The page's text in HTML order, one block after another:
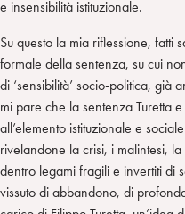
e insensibilità istituzionale.
Su questo la mia riflessione, fatti
formale della sentenza, su cui
di ‘sensibilità’ socio-politica, già
mi pare che la sentenza Turetta
all’elemento istituzionale e
rivelandone la crisi, i malintesi,
dentro legami fragili e invertiti di
vissuto di abbandono, di